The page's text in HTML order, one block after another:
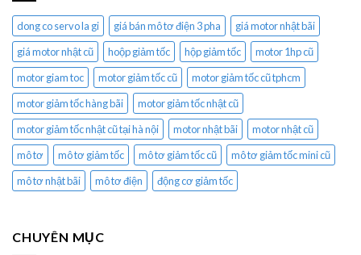
dong co servo la gi giá bán mô tơ điện 3 pha
giá motor nhật bãi
giá motor nhật cũ
hoộp giảm tốc hộp giảm tốc
motor 1hp cũ
motor giam toc
motor giảm tốc cũ
motor giảm tốc cũ tphcm
motor giảm tốc hàng bãi
motor giảm tốc nhật cũ
motor giảm tốc nhật cũ tại hà nội
motor nhật bãi
motor nhật cũ
mô tơ
mô tơ giảm tốc mô tơ giảm tốc cũ
mô tơ giảm tốc mini cũ
mô tơ nhật bãi
mô tơ điện động cơ giảm tốc
CHUYÊN MỤC